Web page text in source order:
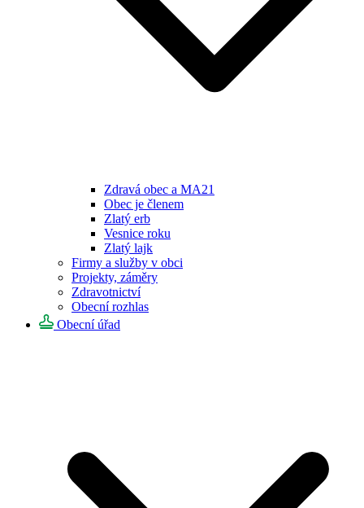
Zdravá obec a MA21
Obec je členem
Zlatý erb
Vesnice roku
Zlatý lajk
Firmy a služby v obci
Projekty, záměry
Zdravotnictví
Obecní rozhlas
Obecní úřad